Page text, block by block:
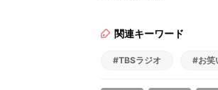
関連キーワード
#TBSラジオ #お笑